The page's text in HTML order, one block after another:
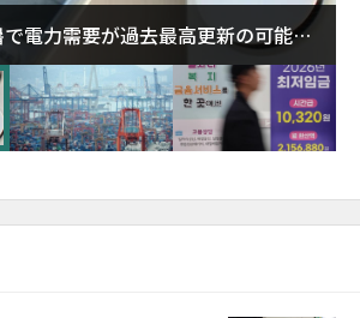
電力需要が過去最高更新の可能性
を点検